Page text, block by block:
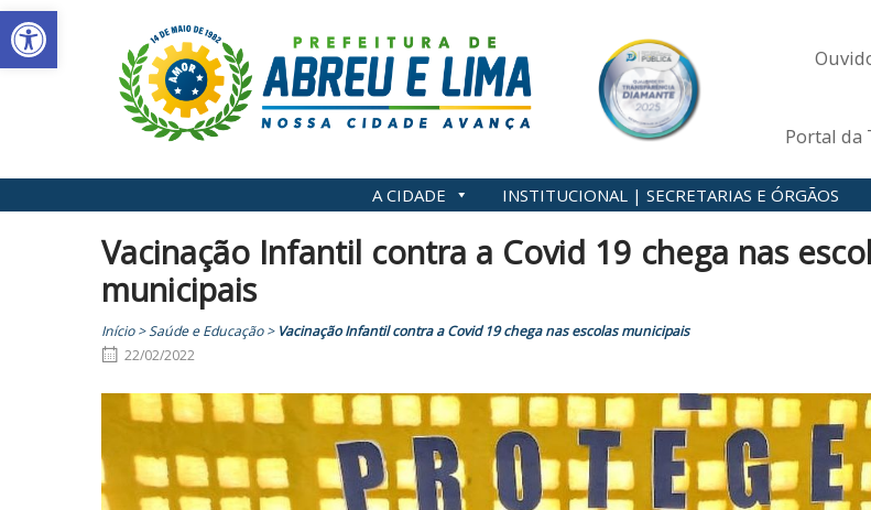
Abrir a barra de ferramentas
Skip
to
content
Portal da
A CIDADE INSTITUCIONAL | SECRETARIAS E ÓRGÃOS
Vacinação Infantil contra a Covid 19 chega nas
municipais
Início>Saúde e Educação> Vacinação Infantil contra a Covid 19 chega nas escolas municipais
22/02/2022